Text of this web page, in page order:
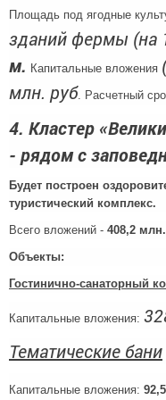
Площадь под ягодные
зданий фермы (на
м. Капитальные вложения
млн. руб. Расчетный
4. Кластер
- рядом с
Будет построен
туристический комплекс.
Всего вложений - 408,2
Объекты:
Гостинично-санаторный
Капитальные вложения:
Тематические бани
Капитальные вложения: 92,5